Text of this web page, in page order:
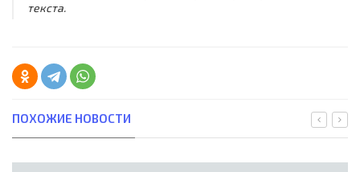
текста.
ПОХОЖИЕ НОВОСТИ